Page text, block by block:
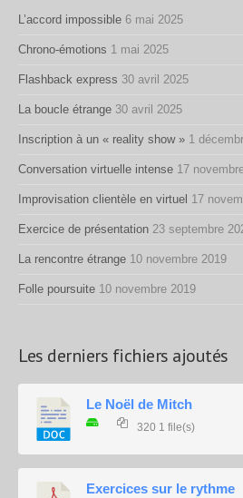
L’accord impossible 6 mai 2025
Chrono-émotions 1 mai 2025
Flashback express 30 avril 2025
La boucle étrange 30 avril 2025
Inscription à un « reality show » 1
Conversation virtuelle intense 17
Improvisation clientèle en virtuel 17
Exercice de présentation 23 septembre
La rencontre étrange 10 novembre 2019
Folle poursuite 10 novembre 2019
Les derniers fichiers ajoutés
Le Noël de Mitch
320 1 file(s)
Exercices sur le rythme